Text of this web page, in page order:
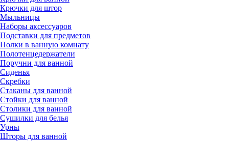
Крючки для штор
Мыльницы
Наборы аксессуаров
Подставки для предметов
Полки в ванную комнату
Полотенцедержатели
Поручни для ванной
Сиденья
Скребки
Стаканы для ванной
Стойки для ванной
Столики для ванной
Сушилки для белья
Урны
Шторы для ванной